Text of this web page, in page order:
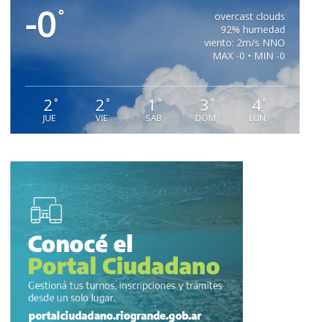
-0°
overcast clouds
92% humedad
viento: 2m/s NNO
MAX -0 • MIN -0
2°
JUE
2 °
VIE
1°
SAB
3 °
DOM
4°
LUN